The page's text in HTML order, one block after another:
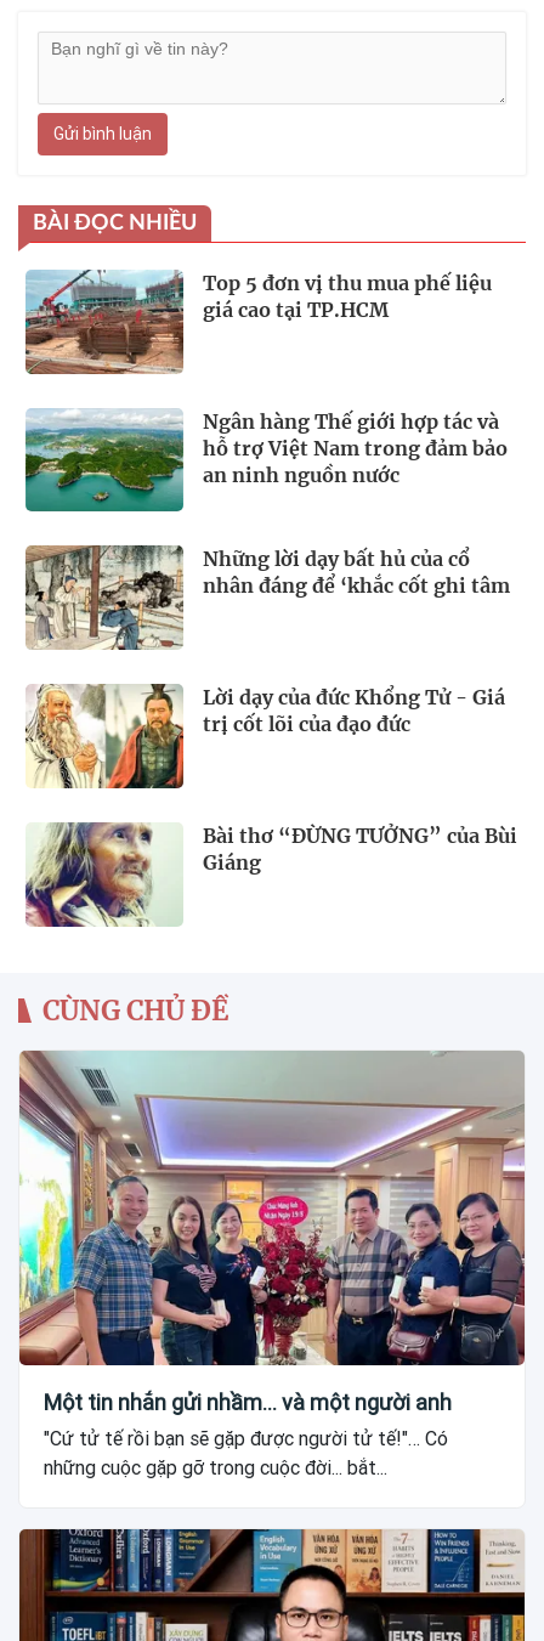
Gửi bình luận
BÀI ĐỌC NHIỀU
Top 5 đơn vị thu mua phế liệu
giá cao tại TP.HCM
Ngân hàng Thế giới hợp tác và
hỗ trợ Việt Nam trong đảm bảo
an ninh nguồn nước
Những lời dạy bất hủ của cổ
nhân đáng để ‘khắc cốt ghi tâm
Lời dạy của đức Khổng Tử - Giá
trị cốt lõi của đạo đức
Bài thơ “ĐỪNG TƯỞNG” của Bùi
Giáng
CÙNG CHỦ ĐỀ
Một tin nhắn gửi nhầm... và một người anh
"Cứ tử tế rồi bạn sẽ gặp được người tử tế!"… Có
những cuộc gặp gỡ trong cuộc đời... bắt...